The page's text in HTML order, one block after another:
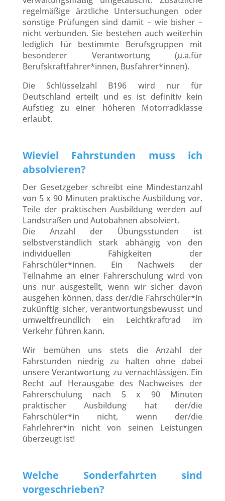
regelmäßige ärztliche Untersuchungen oder
sonstige Prüfungen sind damit – wie bisher –
nicht verbunden. Sie bestehen auch weiterhin
lediglich für bestimmte Berufsgruppen mit
besonderer Verantwortung (u.a.für
Berufskraftfahrer*innen, Busfahrer*innen).
Die Schlüsselzahl B196 wird nur für
Deutschland erteilt und es ist definitiv kein
Aufstieg zu einer höheren Motorradklasse
erlaubt.
Wieviel Fahrstunden muss ich
absolvieren?
Der Gesetzgeber schreibt eine Mindestanzahl
von 5 x 90 Minuten praktische Ausbildung vor.
Teile der praktischen Ausbildung werden auf
Landstraßen und Autobahnen absolviert.
Die Anzahl der Übungsstunden ist
selbstverständlich stark abhängig von den
individuellen Fähigkeiten der
Fahrschüler*innen. Ein Nachweis der
Teilnahme an einer Fahrerschulung wird von
uns nur ausgestellt, wenn wir sicher davon
ausgehen können, dass der/die Fahrschüler*in
zukünftig sicher, verantwortungsbewusst und
umweltfreundlich ein Leichtkraftrad im
Verkehr führen kann.
Wir bemühen uns stets die Anzahl der
Fahrstunden niedrig zu halten ohne dabei
unsere Verantwortung zu vernachlässigen. Ein
Recht auf Herausgabe des Nachweises der
Fahrerschulung nach 5 x 90 Minuten
praktischer Ausbildung hat der/die
Fahrschüler*in nicht, wenn der/die
Fahrlehrer*in nicht von seinen Leistungen
überzeugt ist!
Welche Sonderfahrten sind
vorgeschrieben?